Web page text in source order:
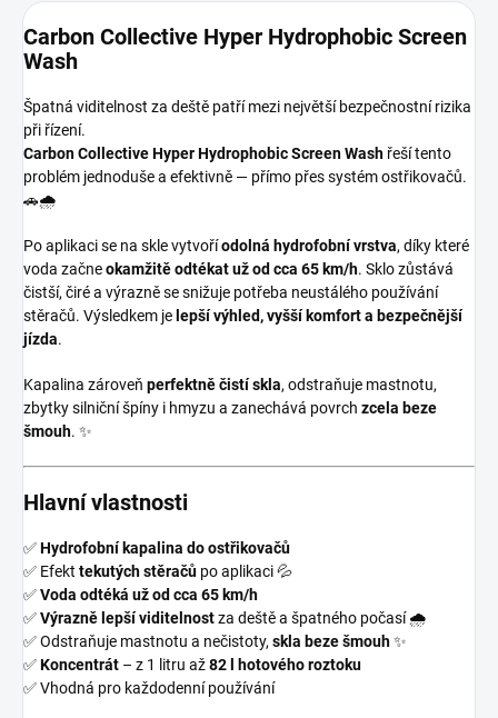
Carbon Collective Hyper Hydrophobic Screen
Wash
Špatná viditelnost za deště patří mezi největší bezpečnostní rizika
při řízení.
Carbon Collective Hyper Hydrophobic Screen Wash řeší tento
problém jednoduše a efektivně — přímo přes systém ostřikovačů.
🚗🌧️
Po aplikaci se na skle vytvoříodolná hydrofobní vrstva, díky které
voda začneokamžitě odtékat už od cca 65 km/h. Sklo zůstává
čistší, čiré a výrazně se snižuje potřeba neustálého používání
stěračů. Výsledkem je lepší výhled, vyšší komfort a bezpečnější
jízda.
Kapalina zároveň perfektně čistí skla, odstraňuje mastnotu,
zbytky silniční špíny i hmyzu a zanechává povrch zcela beze
šmouh. ✨
Hlavní vlastnosti
✅Hydrofobní kapalina do ostřikovačů
✅ Efekt tekutých stěračů po aplikaci 💦
✅Voda odtéká už od cca 65 km/h
✅Výrazně lepší viditelnostza deště a špatného počasí 🌧️
✅ Odstraňuje mastnotu a nečistoty, skla beze šmouh✨
✅Koncentrát – z 1 litru až82 l hotového roztoku
✅ Vhodná pro každodenní používání